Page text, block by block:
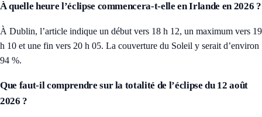
À quelle heure l’éclipse commencera-t-elle en Irlande en 2026 ?
À Dublin, l’article indique un début vers 18 h 12, un maximum vers 19
h 10 et une fin vers 20 h 05. La couverture du Soleil y serait d’environ
94 %.
Que faut-il comprendre sur la totalité de l’éclipse du 12 août
2026 ?